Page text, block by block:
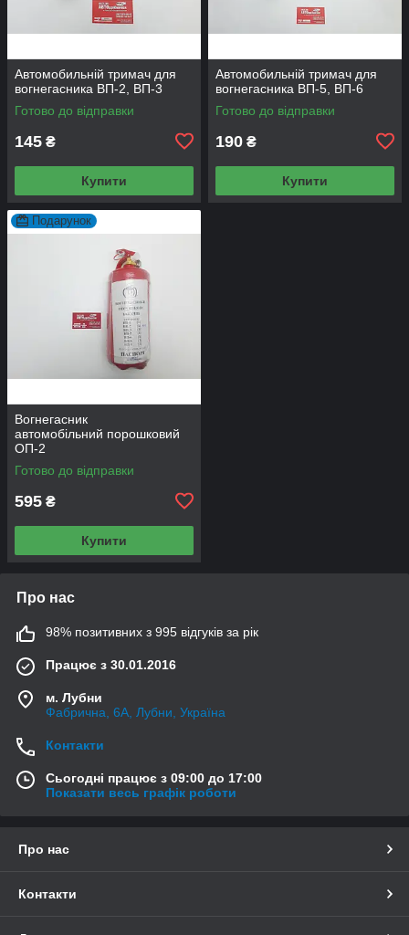
Автомобильній тримач для
вогнегасника ВП-2, ВП-3
Готово до відправки
145 ₴
Купити
Автомобильній тримач для
вогнегасника ВП-5, ВП-6
Готово до відправки
190 ₴
Купити
Подарунок
Вогнегасник
автомобільний порошковий
ОП-2
Готово до відправки
595 ₴
Купити
Про нас
98% позитивних з 995 відгуків за рік
Працює з 30.01.2016
м. Лубни
Фабрична, 6А, Лубни, Україна
Контакти
Сьогодні працює з 09:00 до 17:00
Показати весь графік роботи
Про нас
Контакти